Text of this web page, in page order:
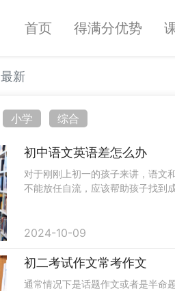
首页 得满分优势
最新
小学 综合
初中语文英语差怎么办
对于刚刚上初一的孩子来讲，语文
不能放任自流，应该帮助孩子找到
2024-10-09
初二考试作文常考作文
通常情况下是话题作文或者是半命